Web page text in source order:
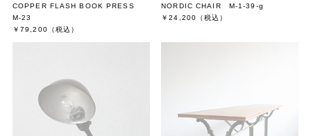
COPPER FLASH BOOK PRESS
M-23
￥79,200 （税込）
NORDIC CHAIR M-1-39-g
￥24,200 （税込）